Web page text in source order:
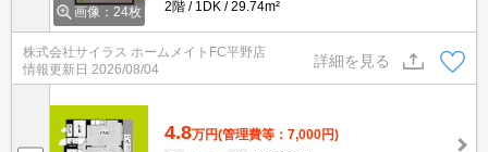
画像：24枚
2階
1DK 29.74m²
株式会社サイラス ホームメイトFC平野店
情報更新日 2026/08/04
詳細を見る
4.8万円(管理費等：7,000円)